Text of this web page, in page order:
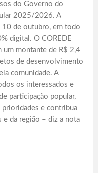
do Governo do
2025/2026. A
de outubro, em todo
digital. O COREDE
um montante de R$ 2,4
de desenvolvimento
comunidade. A
os interessados e
participação popular,
e contribua
e da região – diz a nota